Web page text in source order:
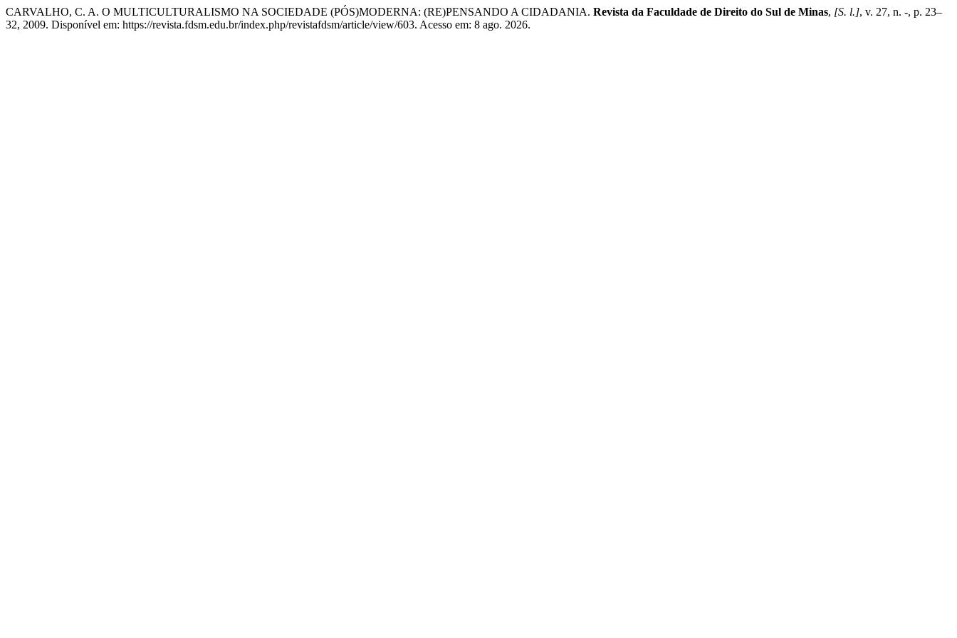
CARVALHO, C. A. O MULTICULTURALISMO NA SOCIEDADE (PÓS)MODERNA: (RE)PENSANDO A CIDADANIA. Revista da Faculdade de Direito do Sul de Minas, [S. l.], v. 27, n. -, p. 23–
32, 2009. Disponível em: https://revista.fdsm.edu.br/index.php/revistafdsm/article/view/603. Acesso em: 8 ago. 2026.